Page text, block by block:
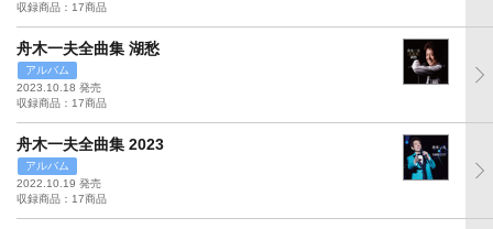
収録商品：17商品
舟木一夫全曲集 湖愁
アルバム
2023.10.18 発売
収録商品：17商品
舟木一夫全曲集 2023
アルバム
2022.10.19 発売
収録商品：17商品